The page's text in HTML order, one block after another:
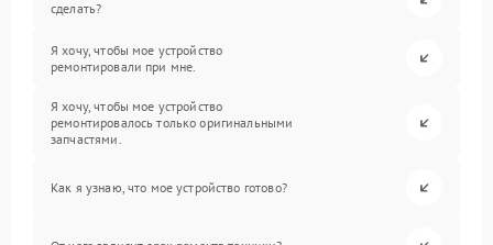
сделать?
Я хочу, чтобы мое устройство
ремонтировали при мне.
Я хочу, чтобы мое устройство
ремонтировалось только оригинальными
запчастями.
Как я узнаю, что мое устройство готово?